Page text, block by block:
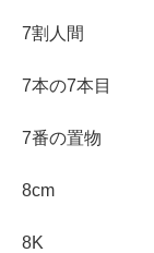
7割人間
7本の7本目
7番の置物
8cm
8K